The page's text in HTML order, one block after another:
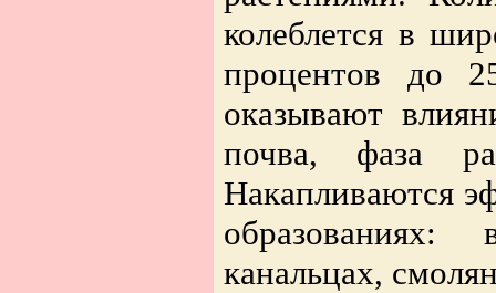
колеблется в
процентов до
оказывают
почва, фаза
Накапливаются
образованиях:
канальцах,